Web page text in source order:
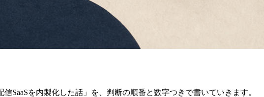
SaaSを内製化した話」を、判断の順番と数字つきで書いていきます。